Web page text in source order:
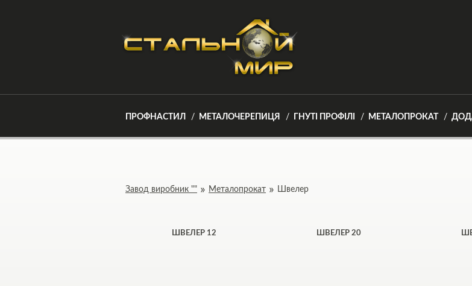
ПРОФНАСТИЛ МЕТАЛОЧЕРЕПИЦЯ ГНУТІ ПРОФІЛІ МЕТАЛОПРОКАТ
Завод виробник "" Металопрокат Швелер
ШВЕЛЕР 12 ШВЕЛЕР 20